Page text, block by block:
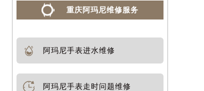
重庆阿玛尼维修服务
阿玛尼手表进水维修
阿玛尼手表走时问题维修